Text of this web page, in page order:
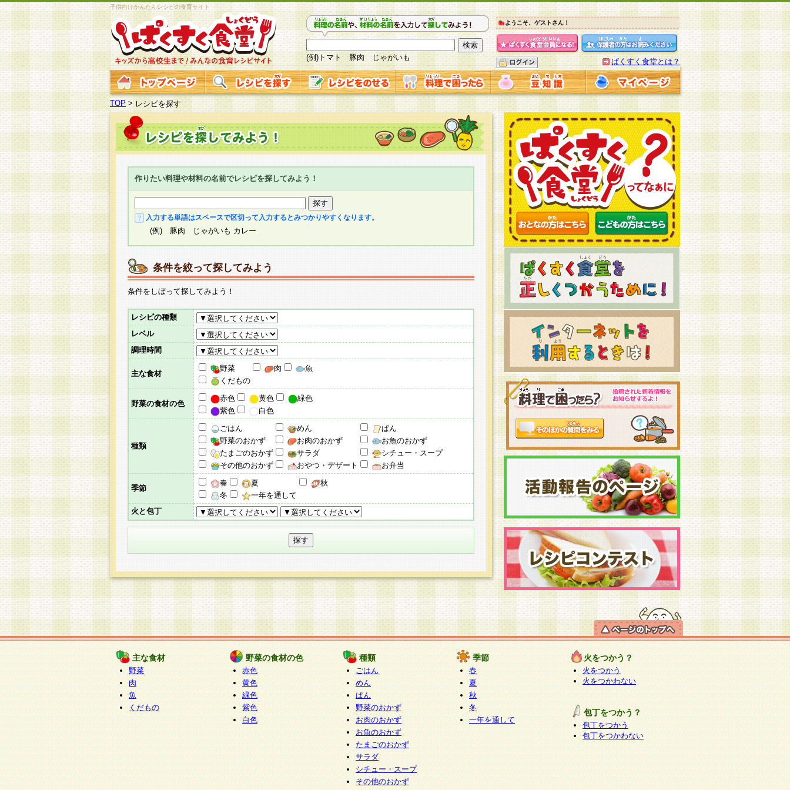
子供向けかんたんレシピの食育サイト
(例)トマト 豚肉 じゃがいも
ようこそ、ゲストさん！
ぱくすく食堂とは？
TOP >レシピを探す
作りたい料理や材料の名前でレシピを探してみよう！
入力する単語はスペースで区切って入力するとみつかりやすくなります。
(例) 豚肉 じゃがいも カレー
条件を絞って探してみよう
条件をしぼって探してみよう！
レシピの種類
レベル
調理時間
主な食材
野菜 肉
魚
くだもの
野菜の食材の色
赤色 黄色
緑色
紫色
白色
種類
ごはん めん
ぱん
野菜のおかず
お肉のおかず
お魚のおかず
たまごのおかず
サラダ
シチュー・スープ
その他のおかず
おやつ・デザート お弁当
季節
春 夏
秋
冬
一年を通して
火と包丁
主な食材
野菜
肉
魚
くだもの
野菜の食材の色
赤色
黄色
緑色
紫色
白色
種類
ごはん
めん
ぱん
野菜のおかず
お肉のおかず
お魚のおかず
たまごのおかず
サラダ
シチュー・スープ
その他のおかず
季節
春
夏
秋
冬
一年を通して
火をつかう？
火をつかう
火をつかわない
包丁をつかう？
包丁をつかう
包丁をつかわない